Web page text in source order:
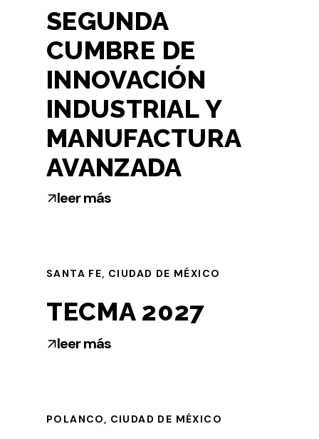
SEGUNDA
CUMBRE DE
INNOVACIÓN
INDUSTRIAL Y
MANUFACTURA
AVANZADA
leer más
SANTA FE, CIUDAD DE MÉXICO
TECMA 2027
leer más
POLANCO, CIUDAD DE MÉXICO